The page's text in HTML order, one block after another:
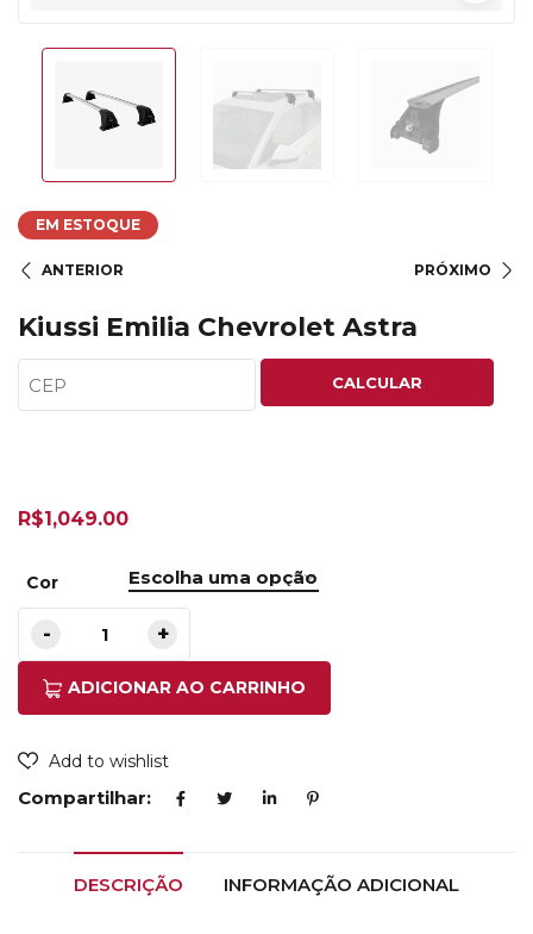
EM ESTOQUE
ANTERIOR PRÓXIMO
Kiussi Emilia Chevrolet Astra
CALCULAR
R$1,049.00
Cor
ADICIONAR AO CARRINHO
Add to wishlist
Compartilhar:
DESCRIÇÃO INFORMAÇÃO ADICIONAL